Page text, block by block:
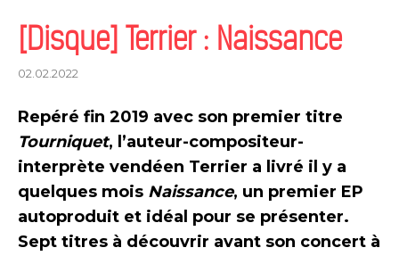
[Disque] Terrier : Naissance
02.02.2022
Repéré fin 2019 avec son premier titre
Tourniquet, l’auteur-compositeur-
interprète vendéen Terrier a livré il y a
quelques mois Naissance, un premier EP
autoproduit et idéal pour se présenter.
Sept titres à découvrir avant son concert à